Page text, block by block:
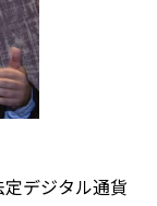
デジタル通貨